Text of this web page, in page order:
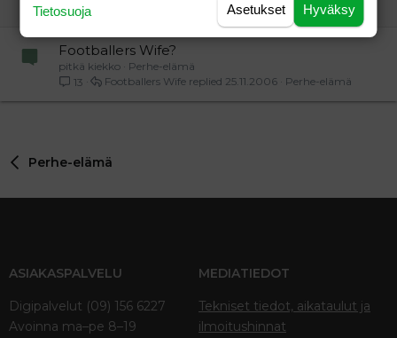
0
Perhe-elämä
13.10.2008
Footballers Wife?
pitkä kiekko
Perhe-elämä
13
Perhe-elämä
25.11.2006
Footballers Wife
Perhe-elämä
ASIAKASPALVELU
Digipalvelut (09) 156 6227
Avoinna ma–pe 8–19
MEDIATIEDOT
Tekniset tiedot, aikataulut ja
ilmoitushinnat
Hyväksy
Asetukset
Tietosuoja